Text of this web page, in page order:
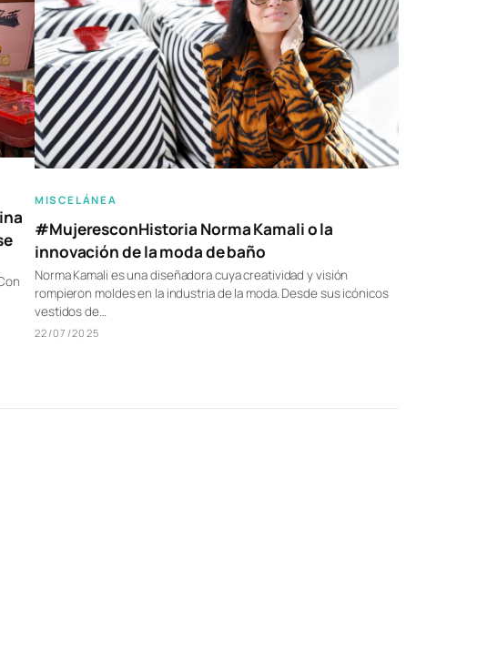
MISCELÁNEA
#MujeresconHistoria Norma Kamali o la
innovación de la moda de baño
Norma Kamali es una diseñadora cuya creatividad y visión
rompieron moldes en la industria de la moda. Desde sus icónicos
vestidos de…
22/07/2025